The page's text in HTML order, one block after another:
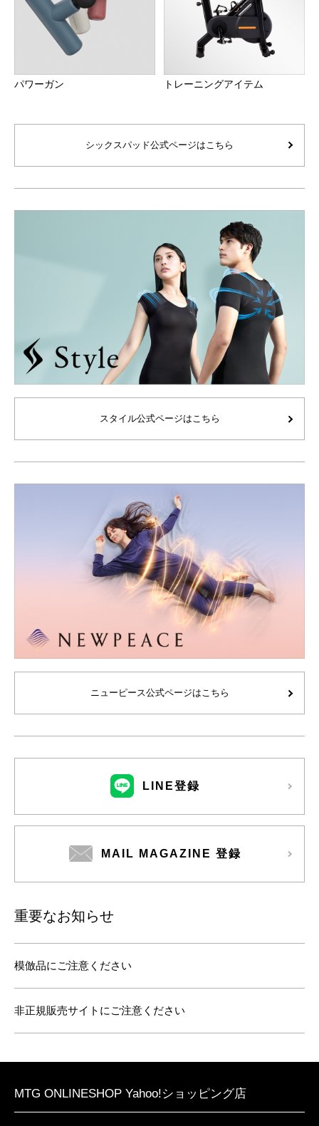
パワーガン トレーニングアイテム
シックスパッド公式ページはこちら
スタイル公式ページはこちら
ニューピース公式ページはこちら
LINE登録
MAIL MAGAZINE 登録
重要なお知らせ
模倣品にご注意ください
非正規販売サイトにご注意ください
MTG ONLINESHOP Yahoo!ショッピング店